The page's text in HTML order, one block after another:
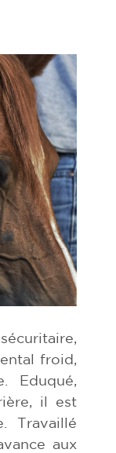
froid,
Eduqué,
il est
Travaillé
aux